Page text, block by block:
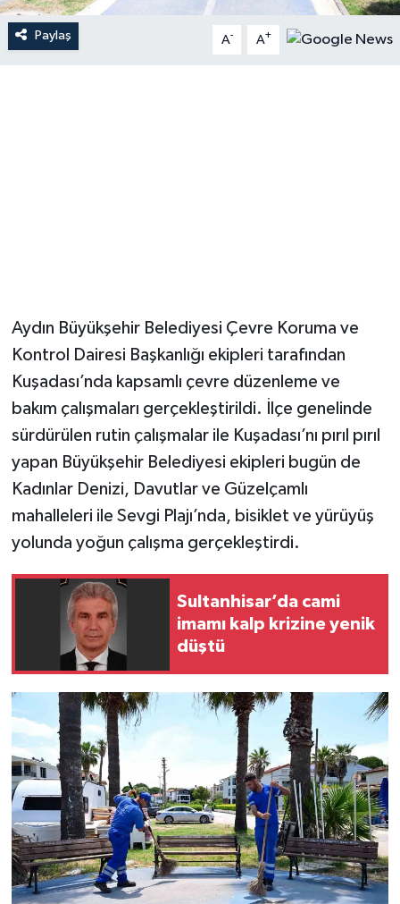
Paylaş A- A+
Aydın Büyükşehir Belediyesi Çevre Koruma ve
Kontrol Dairesi Başkanlığı ekipleri tarafından
Kuşadası’nda kapsamlı çevre düzenleme ve
bakım çalışmaları gerçekleştirildi. İlçe genelinde
sürdürülen rutin çalışmalar ile Kuşadası’nı pırıl pırıl
yapan Büyükşehir Belediyesi ekipleri bugün de
Kadınlar Denizi, Davutlar ve Güzelçamlı
mahalleleri ile Sevgi Plajı’nda, bisiklet ve yürüyüş
yolunda yoğun çalışma gerçekleştirdi.
Sultanhisar’da cami
imamı kalp krizine yenik
düştü